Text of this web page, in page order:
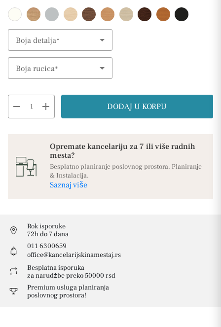
Boja detalja
Select Option
Boja rucica
Select Option
remove add DODAJ U KORPU
Opremate kancelariju za 7 ili više radnih
mesta?
Besplatno planiranje poslovnog prostora. Planiranje
& Instalacija.
Saznaj više
Rok isporuke
72h do 7 dana
011 6300659
office@kancelarijskinamestaj.rs
Besplatna isporuka
za narudžbe preko 50000 rsd
Premium usluga planiranja
poslovnog prostora!